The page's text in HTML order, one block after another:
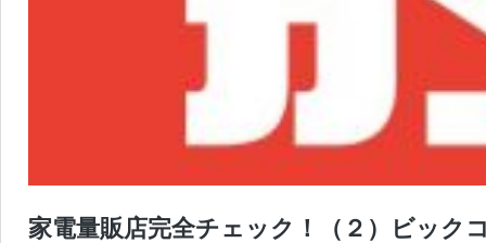
家電量販店完全チェック！（２）ビック